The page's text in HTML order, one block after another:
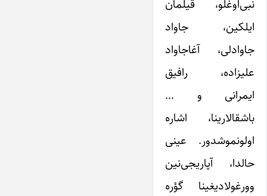
نبی‌اوغلو، قیلمان
ایلکین، جاواد
جاوادلی، آغاجاواد
علیزاده، رافیق
ایمرانی و …
باشقالارینا، اشاره
اولونموشدور. عینی
حالدا، آپاریجی‌نین
وورغولادیغینا گؤره